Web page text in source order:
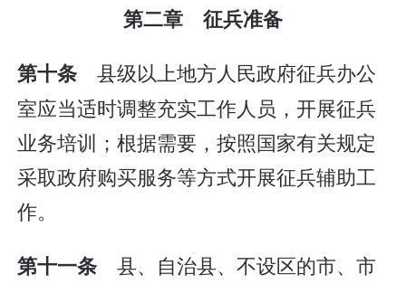
第二章 征兵准备
第十条 县级以上地方人民政府征兵办公
室应当适时调整充实工作人员，开展征兵
业务培训；根据需要，按照国家有关规定
采取政府购买服务等方式开展征兵辅助工
作。
第十一条 县、自治县、不设区的市、市